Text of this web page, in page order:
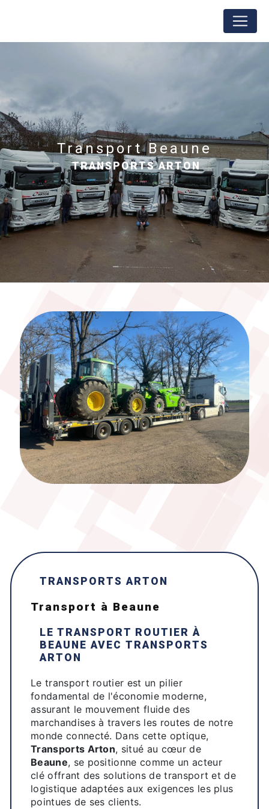
transport Beaune
TRANSPORTS ARTON
TRANSPORTS ARTON
transport à Beaune
LE TRANSPORT ROUTIER À
BEAUNE AVEC TRANSPORTS
ARTON
Le transport routier est un pilier
fondamental de l'économie moderne,
assurant le mouvement fluide des
marchandises à travers les routes de notre
monde connecté. Dans cette optique,
Transports Arton, situé au cœur de
Beaune, se positionne comme un acteur
clé offrant des solutions de transport et de
logistique adaptées aux exigences les plus
pointues de ses clients.